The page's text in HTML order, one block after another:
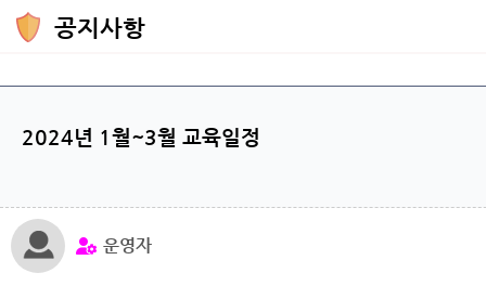
공지사항
2024년 1월~3월 교육일정
운영자